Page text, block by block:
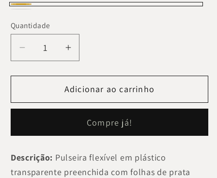
Gold
esgotada
ou
indisponível
Quantidade
Diminuir
quantidade
Bracelet
Aumentar
quantidade
de
Bracelet
Adicionar ao carrinho
Compre já!
Descrição: Pulseira flexível em plástico
transparente preenchida com folhas de prata